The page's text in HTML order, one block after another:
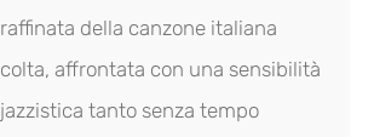
raffinata della canzone italiana
colta, affrontata con una sensibilità
jazzistica tanto senza tempo